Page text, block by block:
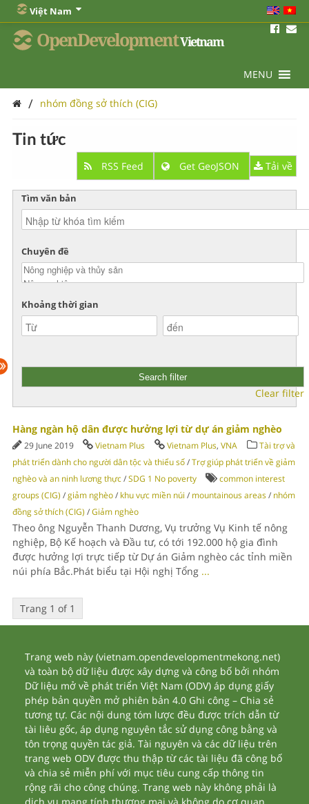
Việt Nam
OpenDevelopmentVietnam
MENU
/ nhóm đồng sở thích (CIG)
Tin tức
RSS Feed Get GeoJSON Tải về
Tìm văn bản
Chuyên đề
Khoảng thời gian
Clear filter
Hàng ngàn hộ dân được hưởng lợi từ dự án giảm nghèo
29 June 2019 Vietnam Plus Vietnam Plus, VNA
Tài trợ và
phát triển dành cho người dân tộc và thiểu số/Trợ giúp phát triển về giảm
nghèo và an ninh lương thực/SDG 1 No poverty
common interest
groups (CIG) /giảm nghèo/ khu vực miền núi / mountainous areas/ nhóm
đồng sở thích (CIG) /Giảm nghèo
Theo ông Nguyễn Thanh Dương, Vụ trưởng Vụ Kinh tế nông
nghiệp, Bộ Kế hoạch và Đầu tư, có tới 192.000 hộ gia đình
được hưởng lợi trực tiếp từ Dự án Giảm nghèo các tỉnh miền
núi phía Bắc.Phát biểu tại Hội nghị Tổng ...
Trang 1 of 1
Trang web này (vietnam.opendevelopmentmekong.net)
và toàn bộ dữ liệu được xây dựng và công bố bởi nhóm
Dữ liệu mở về phát triển Việt Nam (ODV) áp dụng giấy
phép bản quyền mở phiên bản 4.0 Ghi công – Chia sẻ
tương tự. Các nội dung tóm lược đều được trích dẫn từ
tài liêu gốc, áp dụng nguyên tắc sử dụng công bằng và
tôn trọng quyền tác giả. Tài nguyên và các dữ liệu trên
trang web ODV được thu thập từ các tài liệu đã công bố
và chia sẻ miễn phí với mục tiêu cung cấp thông tin
rộng rãi cho công chúng. Trang web này không phải là